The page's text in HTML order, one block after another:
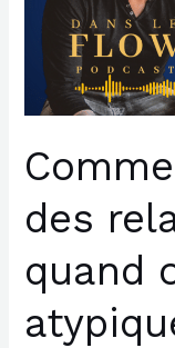
des
quand
quand
on
sent